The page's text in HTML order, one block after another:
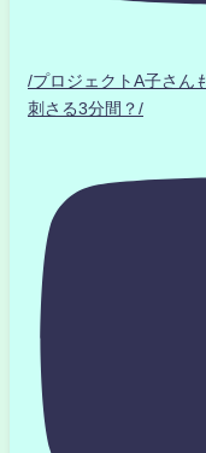
/プロジェクトA子さ
刺さる3分間？/